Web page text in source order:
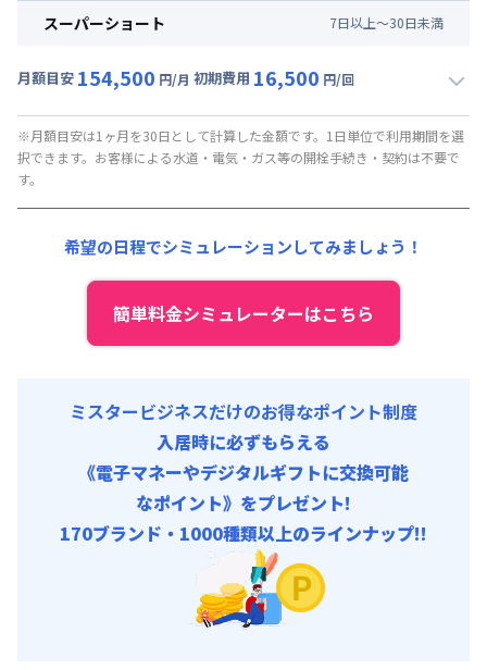
事務手数料 : 3,000円/回 (税抜)
その他費用 :
駐車場代 :
15,000円/月 (500円/日) (税抜)
事務手数料 : 3,000円/回 (税抜)
月額賃料目安(30日利用)
光熱費他 : 24,000円/月 (800円/日) (税抜)
その他費用 :
管理費: 6,000円/月 (200円/日)
初期費用
事務手数料 : 3,000円/回 (税抜)
スーパーショート 7日以上～30日未満
月額目安 154,500 円/月 初期費用 16,500 円/回
月額賃料目安(30日利用)
賃料 : 96,000円/月 (3,200円/日) (税抜)
光熱費他 :
その他費用 :
6,000円/月 (200円/日)
※月額目安は1ヶ月を30日として計算した金額です。1日単位で利用期間を選
択できます。お客様による水道・電気・ガス等の開栓手続き・契約は不要で
す。
希望の日程でシミュレーションしてみましょう！
簡単料金シミュレーターはこちら
ミスタービジネスだけのお得なポイント制度
入居時に必ずもらえる
《電子マネーやデジタルギフトに交換可能
なポイント》をプレゼント!
170ブランド・1000種類以上のラインナップ!!